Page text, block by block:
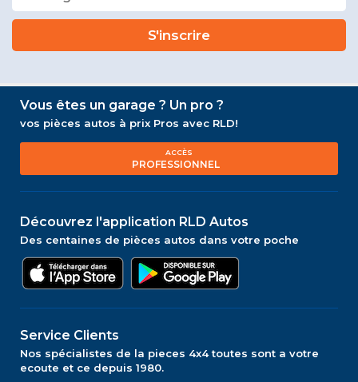
Vous êtes un garage ? Un pro ?
vos pièces autos à prix Pros avec RLD!
ACCÈS
PROFESSIONNEL
Découvrez l'application RLD Autos
Des centaines de pièces autos dans votre poche
Service Clients
Nos spécialistes de la pieces 4x4 toutes sont a votre
ecoute et ce depuis 1980.